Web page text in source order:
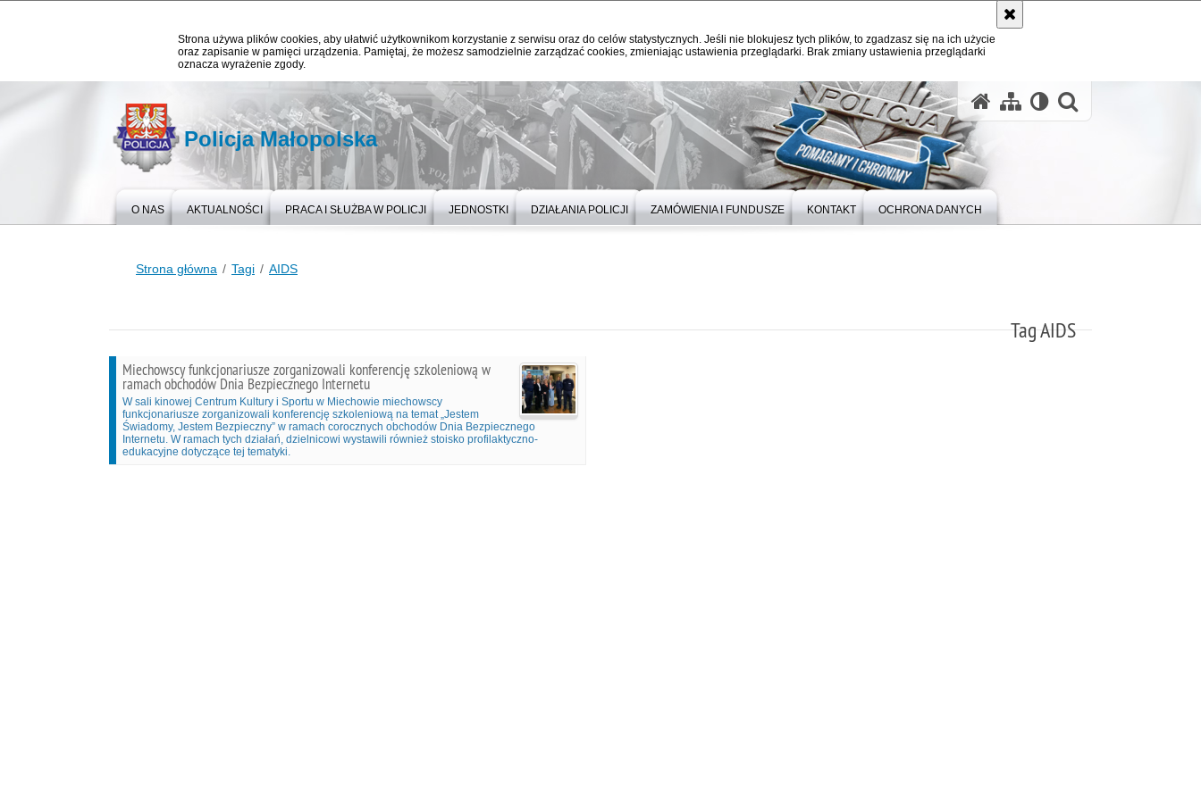
Strona używa plików cookies, aby ułatwić użytkownikom korzystanie z serwisu oraz do celów statystycznych. Jeśli nie blokujesz tych plików, to zgadzasz się na ich użycie
oraz zapisanie w pamięci urządzenia. Pamiętaj, że możesz samodzielnie zarządzać cookies, zmieniając ustawienia przeglądarki. Brak zmiany ustawienia przeglądarki
oznacza wyrażenie zgody.
Policja Małopolska
O NAS AKTUALNOŚCI PRACA I SŁUŻBA W POLICJI JEDNOSTKI DZIAŁANIA POLICJI ZAMÓWIENIA I FUNDUSZE KONTAKT OCHRONA DANYCH
Strona główna Tagi AIDS
Tag AIDS
Miechowscy funkcjonariusze zorganizowali konferencję szkoleniową w
ramach obchodów Dnia Bezpiecznego Internetu
W sali kinowej Centrum Kultury i Sportu w Miechowie miechowscy
funkcjonariusze zorganizowali konferencję szkoleniową na temat „Jestem
Świadomy, Jestem Bezpieczny” w ramach corocznych obchodów Dnia Bezpiecznego
Internetu. W ramach tych działań, dzielnicowi wystawili również stoisko profilaktyczno-
edukacyjne dotyczące tej tematyki.